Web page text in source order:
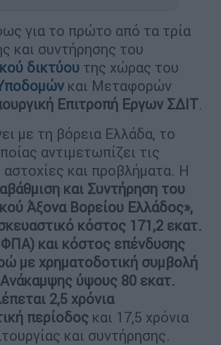
για το πρώτο από τα τρία
και συντήρησης του
δικτύου της χώρας του
και Μεταφορών
Επιτροπή Εργων ΣΔΙΤ.
με τη βόρεια Ελλάδα, το
αντιμετωπίζει τις
και προβλήματα. Η
και Συντήρηση του
Άξονα Βορείου Ελλάδος»,
κόστος 171,2 εκατ.
και κόστος επένδυσης
με χρηματοδοτική συμβολή
ύψους 80 εκατ.
2,5 χρόνια
περίοδος και 17,5 χρόνια
και συντήρησης.